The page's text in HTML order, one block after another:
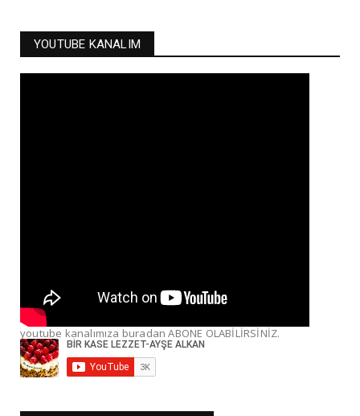
YOUTUBE KANALIM
youtube kanalımıza buradan ABONE OLABİLİRSİNİZ.